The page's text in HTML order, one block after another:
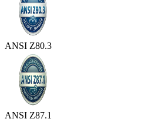
ANSI Z80.3
ANSI Z87.1